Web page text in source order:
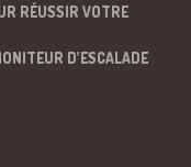
RÉUSSIR VOTRE
D’ESCALADE